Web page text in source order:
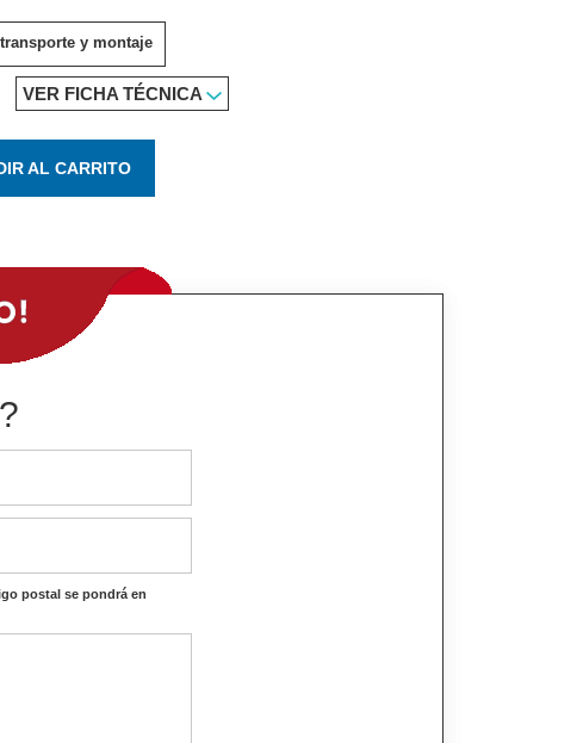
y montaje
VER FICHA TÉCNICA
AL CARRITO
postal se pondrá en